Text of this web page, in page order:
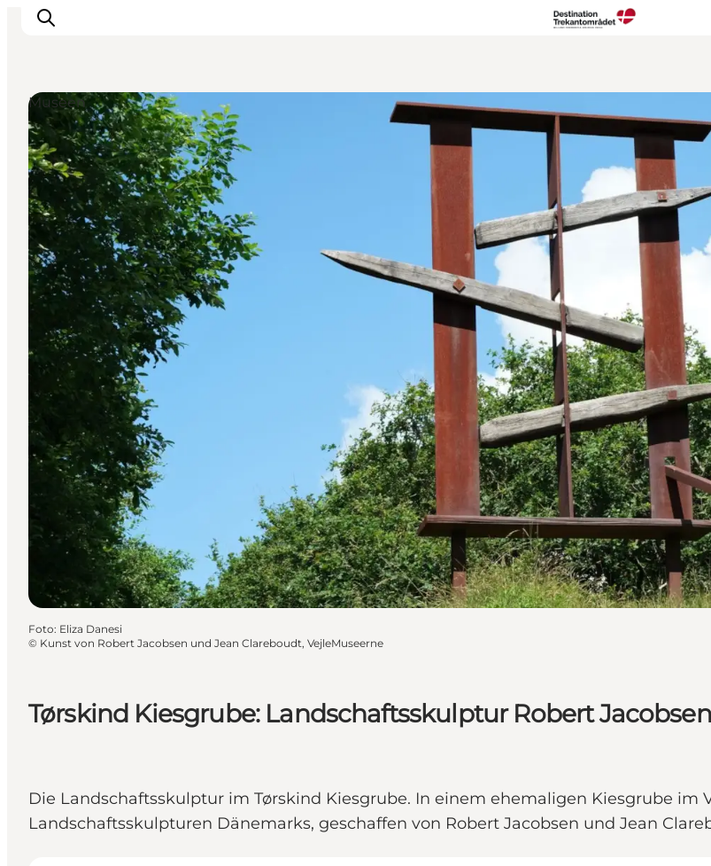
LEGOLAND® Billund Resort
Städte
Erlebnisse
Unterkünfte
Reiseplanung
Tickets
Tørskind Kiesgrube: Landschaftsskulptur Robert
Die Landschaftsskulptur im Tørskind Kiesgrube. In einem ehemaligen Kiesgrube im
Landschaftsskulpturen Dänemarks, geschaffen von Robert Jacobsen und Jean
Museen
Foto: Eliza Danesi
© Kunst von Robert Jacobsen und Jean Clareboudt, VejleMuseerne